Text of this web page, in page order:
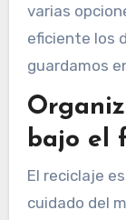
varias
eficiente los
guardamos
bajo el
El reciclaje
cuidado del